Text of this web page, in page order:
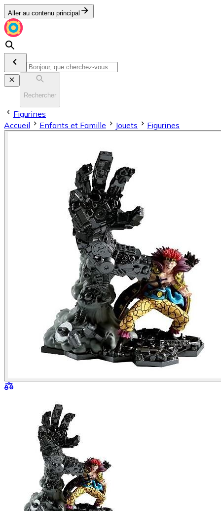
Aller au contenu principal
Rechercher
Figurines
Accueil
Enfants et Famille Jouets Figurines